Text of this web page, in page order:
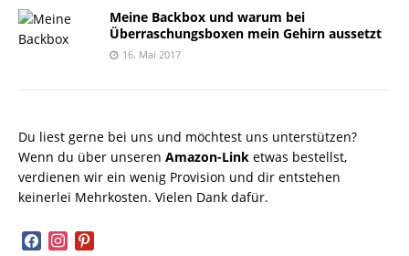
Meine Backbox und warum bei
Überraschungsboxen mein Gehirn aussetzt
16. Mai 2017
Du liest gerne bei uns und möchtest uns unterstützen?
Wenn du über unseren Amazon-Link etwas bestellst,
verdienen wir ein wenig Provision und dir entstehen
keinerlei Mehrkosten. Vielen Dank dafür.
facebookinstagram
pinterest